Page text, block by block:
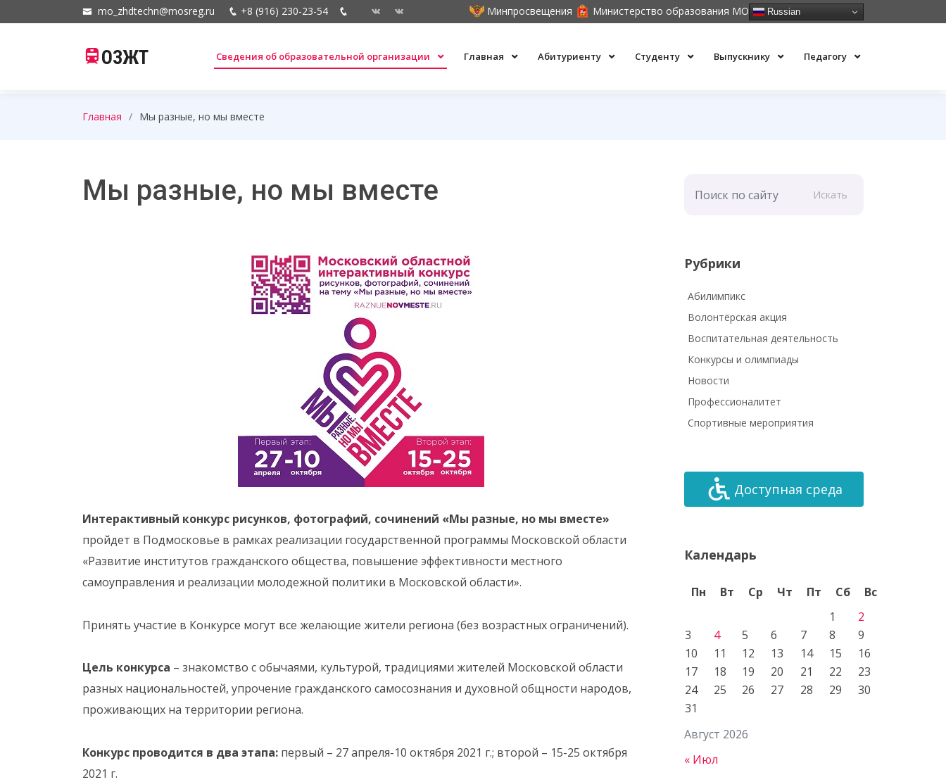
mo_zhdtechn@mosreg.ru +8 (916) 230-23-54 Минпросвещения Министерство образования МО Russian
ОЗЖТ Сведения об образовательной организации Главная Абитуриенту Студенту Выпускнику Педагогу
Главная Мы разные, но мы вместе
Мы разные, но мы вместе
Интерактивный конкурс рисунков, фотографий, сочинений «Мы разные, но мы вместе»
пройдет в Подмосковье в рамках реализации государственной программы Московской области
«Развитие институтов гражданского общества, повышение эффективности местного
самоуправления и реализации молодежной политики в Московской области».
Принять участие в Конкурсе могут все желающие жители региона (без возрастных ограничений).
Цель конкурса – знакомство с обычаями, культурой, традициями жителей Московской области
разных национальностей, упрочение гражданского самосознания и духовной общности народов,
проживающих на территории региона.
Конкурс проводится в два этапа: первый – 27 апреля-10 октября 2021 г.; второй – 15-25 октября
2021 г.
Искать
Рубрики
Абилимпикс
Волонтёрская акция
Воспитательная деятельность
Конкурсы и олимпиады
Новости
Профессионалитет
Спортивные мероприятия
Доступная среда
Календарь
Август 2026
Пн Вт Ср Чт Пт Сб
Вс
1
2
3
4 5 6 7 8
9
10
11 12 13 14 15
16
17
18 19 20 21 22
23
24
25 26 27 28 29
30
31
« Июл